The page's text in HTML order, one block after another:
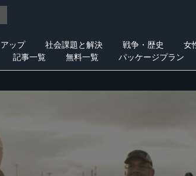
ップ 社会課題と解決 戦争・歴史 女
記事一覧 無料一覧 パッケージプラン